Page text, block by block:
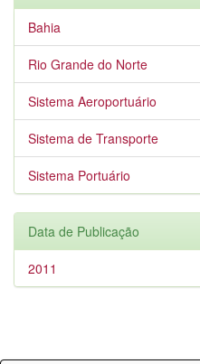
Bahia
Rio Grande do Norte
Sistema Aeroportuário
Sistema de Transporte
Sistema Portuário
Data de Publicação
2011